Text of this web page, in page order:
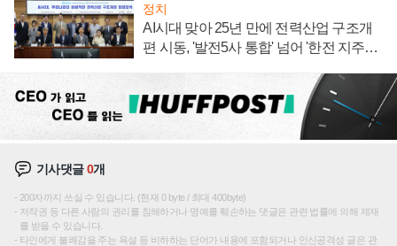
정치
AI시대 맞아 25년 만에 전력산업 구조개
편 시동, '발전5사 통합' 넘어 '한전 지주사'
기사댓글0개
200자까지 쓰실 수 있습니다. (현재 0 byte / 최대 400byte)
저작권 등 다른 사람의 권리를 침해하거나 명예를 훼손하는 댓글은 관련 법률에 의해 제재
를 받을 수 있습니다.
타인에게 불쾌감을 주는 욕설 등 비하하는 단어가 내용에 포함되거나 인신공격성 글은 관